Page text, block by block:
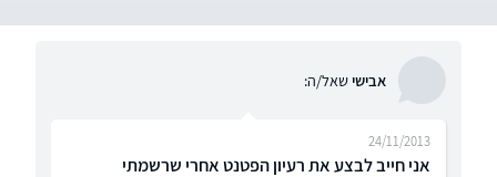
אבישישאל/ה:
אני חייב לבצע את רעיון הפטנט אחרי שרשמתי
24/11/2013